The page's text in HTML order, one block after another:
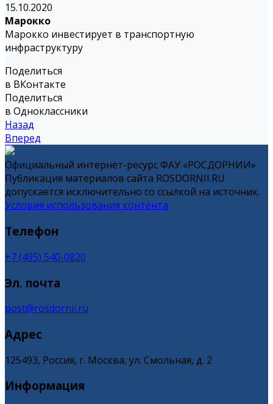
15.10.2020
Марокко
Марокко инвестирует в транспортную
инфраструктуру
Поделиться
в ВКонтакте
Поделиться
в Одноклассники
Назад
Вперед
Официальный интернет-ресурс ФАУ «РОСДОРНИИ»
Публикация материалов сайта ROSDORNII.RU
допускается исключительно со ссылкой на источник.
Условия использования контента
Телефон
+7 (495) 540-0820
Эл. почта
post@rosdornii.ru
Адрес
125493, Россия, г. Москва, ул. Смольная, д. 2
Информация